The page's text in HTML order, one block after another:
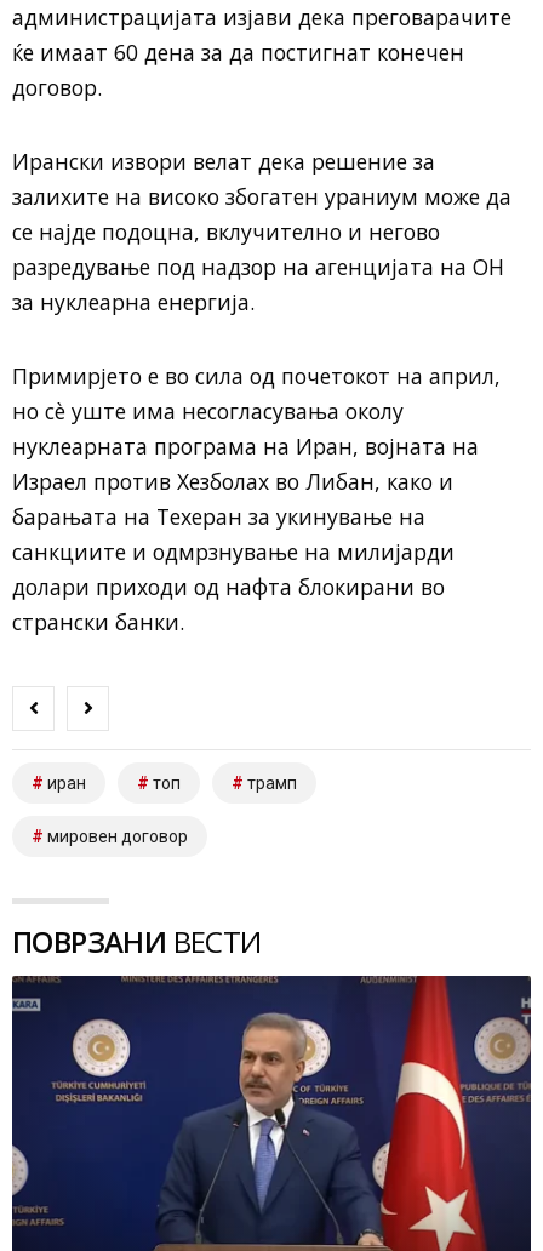
администрацијата изјави дека преговарачите
ќе имаат 60 дена за да постигнат конечен
договор.
Ирански извори велат дека решение за
залихите на високо збогатен ураниум може да
се најде подоцна, вклучително и негово
разредување под надзор на агенцијата на ОН
за нуклеарна енергија.
Примирјето е во сила од почетокот на април,
но сè уште има несогласувања околу
нуклеарната програма на Иран, војната на
Израел против Хезболах во Либан, како и
барањата на Техеран за укинување на
санкциите и одмрзнување на милијарди
долари приходи од нафта блокирани во
странски банки.
иран топ трамп
мировен договор
ПОВРЗАНИ ВЕСТИ